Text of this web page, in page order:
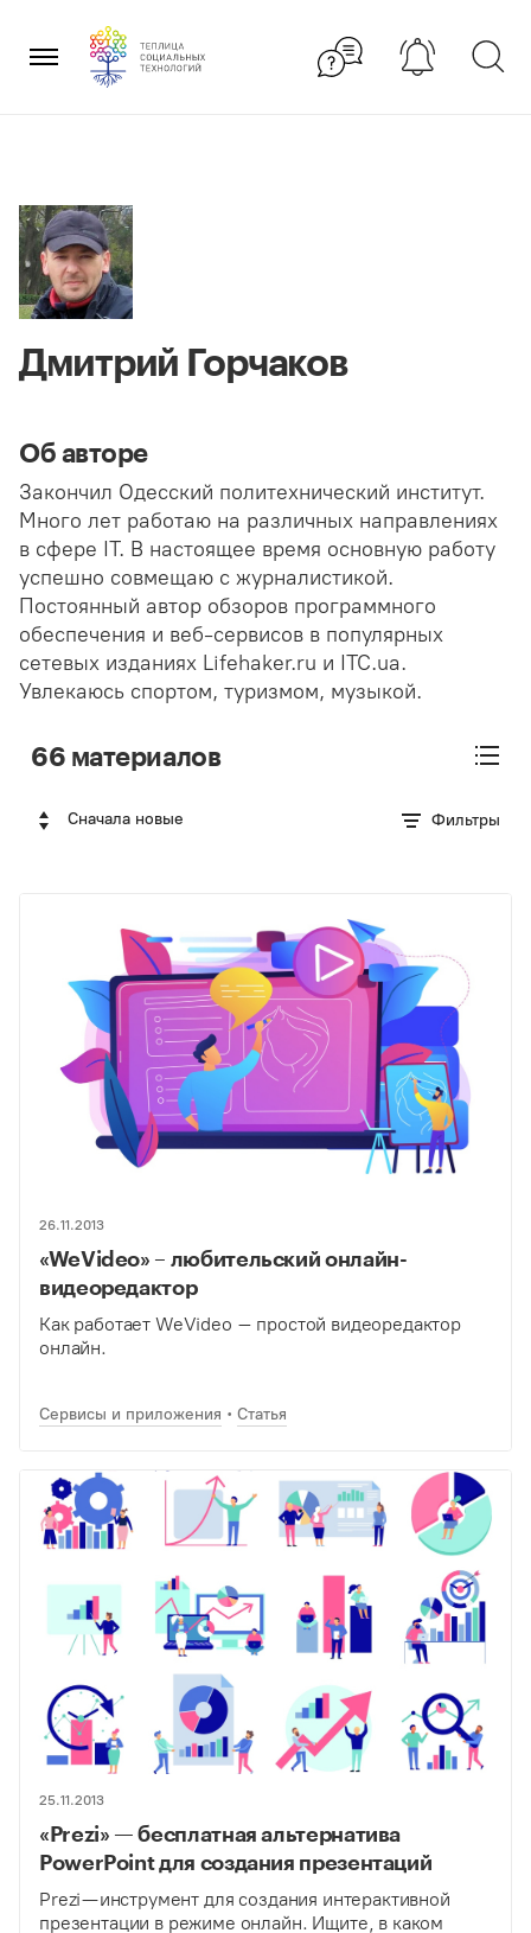
содержанию
×
Дмитрий Горчаков
Об авторе
Закончил Одесский политехнический институт.
Много лет работаю на различных направлениях
в сфере IT. В настоящее время основную работу
успешно совмещаю с журналистикой.
Постоянный автор обзоров программного
обеспечения и веб-сервисов в популярных
сетевых изданиях Lifehaker.ru и ITC.ua.
Увлекаюсь спортом, туризмом, музыкой.
66 материалов
Сначала новые Фильтры
26.11.2013
«WeVideo» – любительский онлайн-
видеоредактор
Как работает WeVideo – простой видеоредактор
онлайн.
Сервисы и приложения Статья
25.11.2013
«Prezi» — бесплатная альтернатива
PowerPoint для создания презентаций
Prezi — инструмент для создания интерактивной
презентации в режиме онлайн. Ищите, в каком